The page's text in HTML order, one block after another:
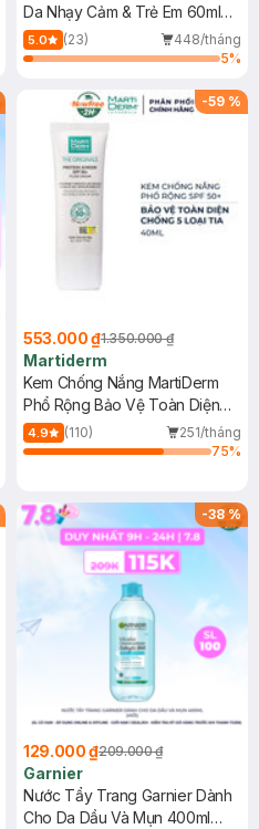
Da Nhạy Cảm & Trẻ Em 60ml
(Mới)
5.0 (23)
448/tháng
5%
-59 %
553.000 ₫1.350.000 ₫
Martiderm
Kem Chống Nắng MartiDerm
Phổ Rộng Bảo Vệ Toàn Diện
40ml
4.9 (110)
251/tháng
75%
-38%
129.000 ₫209.000 ₫
Garnier
Nước Tẩy Trang Garnier Dành
Cho Da Dầu Và Mụn 400ml